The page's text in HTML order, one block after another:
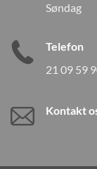
Søndag
Telefon
21 09 59
Kontakt